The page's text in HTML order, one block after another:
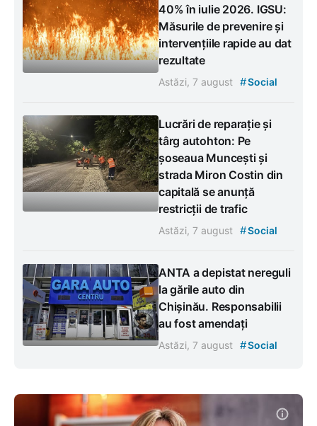
40% în iulie 2026. IGSU:
Măsurile de prevenire și
intervențiile rapide au dat
rezultate
Astăzi, 7 august #Social
Lucrări de reparație și
târg autohton: Pe
șoseaua Muncești și
strada Miron Costin din
capitală se anunță
restricții de trafic
Astăzi, 7 august #Social
ANTA a depistat nereguli
la gările auto din
Chișinău. Responsabilii
au fost amendați
Astăzi, 7 august #Social